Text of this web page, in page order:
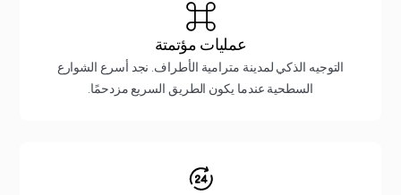
عمليات مؤتمتة
التوجيه الذكي لمدينة مترامية الأطراف. نجد أسرع الشوارع
السطحية عندما يكون الطريق السريع مزدحمًا.